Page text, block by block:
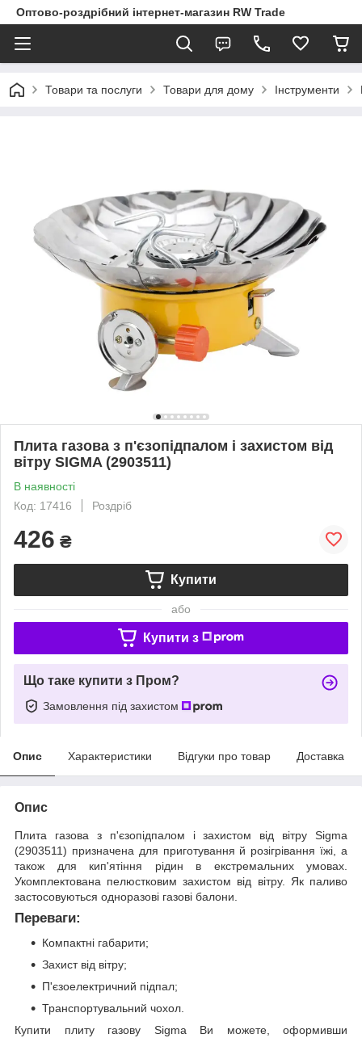
Оптово-роздрібний інтернет-магазин RW Trade
Товари та послуги Товари для дому Інструменти
Плита газова з п'єзопідпалом і захистом від
вітру SIGMA (2903511)
В наявності
Код: 17416
Роздріб
426 ₴
Купити
або
Купити з
Що таке купити з Пром?
Замовлення під захистом
Опис Характеристики Відгуки про товар Доставка
Опис
Плита газова з п'єзопідпалом і захистом від вітру Sigma
(2903511) призначена для приготування й розігрівання їжі, а
також для кип'ятіння рідин в екстремальних умовах.
Укомплектована пелюстковим захистом від вітру. Як паливо
застосовуються одноразові газові балони.
Переваги:
Компактні габарити;
Захист від вітру;
П'єзоелектричний підпал;
Транспортувальний чохол.
Купити плиту газову Sigma Ви можете, оформивши